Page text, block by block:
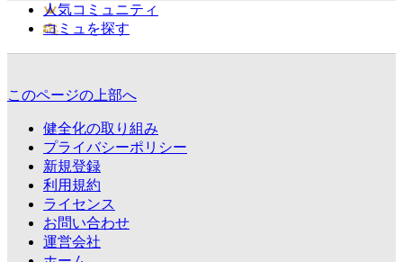
人気コミュニティ
コミュを探す
このページの上部へ
健全化の取り組み
プライバシーポリシー
新規登録
利用規約
ライセンス
お問い合わせ
運営会社